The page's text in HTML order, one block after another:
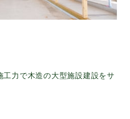
力で木造の大型施設建設をサ